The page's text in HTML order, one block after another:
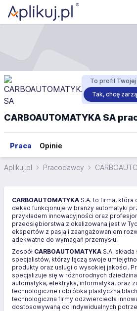
To profil
Tak, chcę
CARBOAUTOMATYKA SA
Praca Opinie
Aplikuj.pl Pracodawcy
CARBOAUTOMATYKA S.A. to firma,
dekad funkcjonuje w branży automatyki
przykładem innowacyjności oraz
przedsiębiorstwa zlokalizowana jest w
ekspertów z pasją i zaangażowaniem
adekwatne do wymagań przemysłu.
Zespół CARBOAUTOMATYKA S.A.
specjalistów, którzy łączą swoje
produkty oraz usługi o wysokiej jakości.
specjalizuje się w różnorodnych
automatyka, elektryka, informatyka, oraz
technologiczne i obróbka plastyczna
technologiczna firmy odzwierciedla
dostosowywaną do indywidualnych